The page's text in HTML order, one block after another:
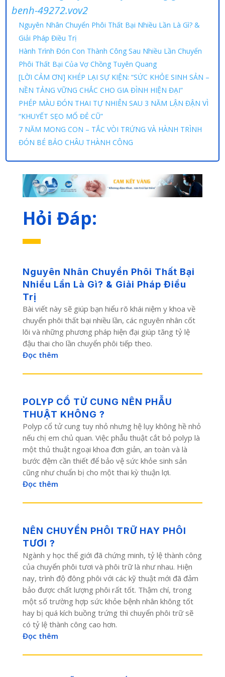
benh-49272.vov2
Nguyên Nhân Chuyển Phôi Thất Bại Nhiều Lần Là Gì? &
Giải Pháp Điều Trị
Hành Trình Đón Con Thành Công Sau Nhiều Lần Chuyển
Phôi Thất Bại Của Vợ Chồng Tuyên Quang
[LỜI CẢM ƠN] KHÉP LẠI SỰ KIỆN: “SỨC KHỎE SINH SẢN –
NỀN TẢNG VỮNG CHẮC CHO GIA ĐÌNH HIỆN ĐẠI”
PHÉP MÀU ĐÓN THAI TỰ NHIÊN SAU 3 NĂM LẬN ĐẬN VÌ
“KHUYẾT SẸO MỔ ĐẺ CŨ”
7 NĂM MONG CON – TẮC VÒI TRỨNG VÀ HÀNH TRÌNH
ĐÓN BÉ BẢO CHÂU THÀNH CÔNG
Hỏi Đáp:
Nguyên Nhân Chuyển Phôi Thất Bại
Nhiều Lần Là Gì? & Giải Pháp Điều
Trị
Bài viết này sẽ giúp bạn hiểu rõ khái niệm y khoa về
chuyển phôi thất bại nhiều lần, các nguyên nhân cốt
lõi và những phương pháp hiện đại giúp tăng tỷ lệ
đậu thai cho lần chuyển phôi tiếp theo.
Đọc thêm
POLYP CỔ TỬ CUNG NÊN PHẪU
THUẬT KHÔNG ?
Polyp cổ tử cung tuy nhỏ nhưng hệ lụy không hề nhỏ
nếu chị em chủ quan. Việc phẫu thuật cắt bỏ polyp là
một thủ thuật ngoại khoa đơn giản, an toàn và là
bước đệm cần thiết để bảo vệ sức khỏe sinh sản
cũng như chuẩn bị cho một thai kỳ thuận lợi.
Đọc thêm
NÊN CHUYỂN PHÔI TRỮ HAY PHÔI
TƯƠI ?
Ngành y học thế giới đã chứng minh, tỷ lệ thành công
của chuyển phôi tươi và phôi trữ là như nhau. Hiện
nay, trình độ đông phôi với các kỹ thuật mới đã đảm
bảo được chất lượng phôi rất tốt. Thậm chí, trong
một số trường hợp sức khỏe bệnh nhân không tốt
hay bị quá kích buồng trứng thì chuyển phôi trữ sẽ
có tỷ lệ thành công cao hơn.
Đọc thêm